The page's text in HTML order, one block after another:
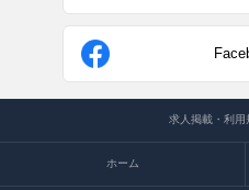
求人掲載・利用
ホーム